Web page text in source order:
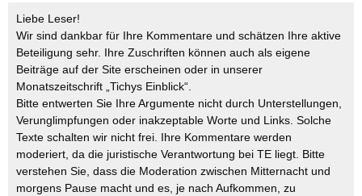
Liebe Leser!
Wir sind dankbar für Ihre Kommentare und schätzen Ihre aktive
Beteiligung sehr. Ihre Zuschriften können auch als eigene
Beiträge auf der Site erscheinen oder in unserer
Monatszeitschrift „Tichys Einblick“.
Bitte entwerten Sie Ihre Argumente nicht durch Unterstellungen,
Verunglimpfungen oder inakzeptable Worte und Links. Solche
Texte schalten wir nicht frei. Ihre Kommentare werden
moderiert, da die juristische Verantwortung bei TE liegt. Bitte
verstehen Sie, dass die Moderation zwischen Mitternacht und
morgens Pause macht und es, je nach Aufkommen, zu